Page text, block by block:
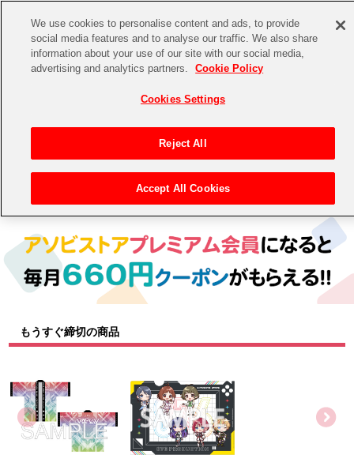
CHANNEL STORE EVENT
ゲーム 電子書籍
EVENT
ASOBI TICKET ASOBI STAGE
その他先行受付
アイドルマスターシリーズ
アイドルマスター
アイドルマスター ミリオンライブ！
アイドルマスター SideM
学園アイドルマスター
プロジェクトアイマス ヴイアライヴ
テイルズ オブ シリーズ
イベントグッズ
トイ・ホビー
アイドルマスター シリーズ> プロジェクトアイマス ヴイアライヴ
もうすぐ締切の商品
We use cookies to personalise content and ads, to provide
social media features and to analyse our traffic. We also share
information about your use of our site with our social media,
advertising and analytics partners.
Cookie Policy
Cookies Settings
Reject All
Accept All Cookies